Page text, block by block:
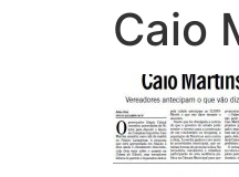
Caio